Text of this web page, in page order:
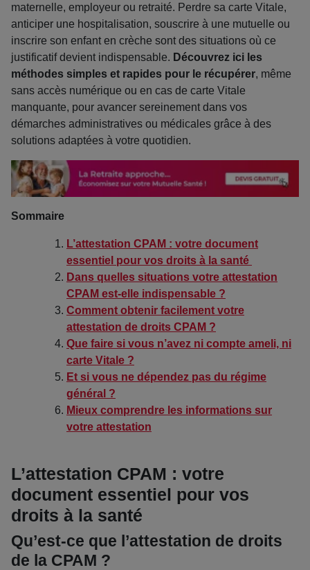
maternelle, employeur ou retraité. Perdre sa carte Vitale,
anticiper une hospitalisation, souscrire à une mutuelle ou
inscrire son enfant en crèche sont des situations où ce
justificatif devient indispensable. Découvrez ici les
méthodes simples et rapides pour le récupérer, même
sans accès numérique ou en cas de carte Vitale
manquante, pour avancer sereinement dans vos
démarches administratives ou médicales grâce à des
solutions adaptées à votre quotidien.
Sommaire
L’attestation CPAM : votre document
essentiel pour vos droits à la santé
Dans quelles situations votre attestation
CPAM est-elle indispensable ?
Comment obtenir facilement votre
attestation de droits CPAM ?
Que faire si vous n’avez ni compte ameli, ni
carte Vitale ?
Et si vous ne dépendez pas du régime
général ?
Mieux comprendre les informations sur
votre attestation
L’attestation CPAM : votre
document essentiel pour vos
droits à la santé
Qu’est-ce que l’attestation de droits
de la CPAM ?